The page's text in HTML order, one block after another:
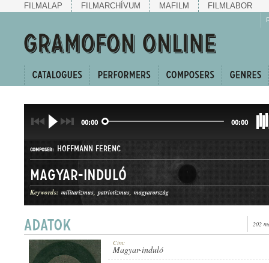
FILMALAP FILMARCHÍVUM MAFILM FILMLABOR
00:00 00:00
COMPOSER: HOFFMANN FERENC
GENRE: INDULÓ
Magyar-induló
Keywords: militarizmus patriotizmus magyarország
202
Cím:
Magyar-induló